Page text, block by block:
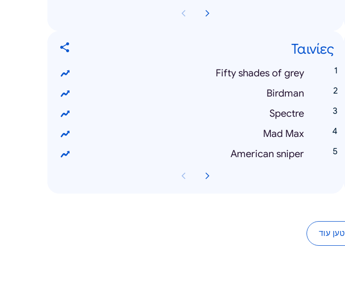
Ταινίες
Fifty shades of grey
Birdman
Spectre
Mad Max
American sniper
טען עוד